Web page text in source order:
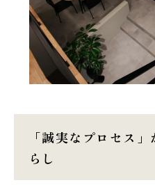
「誠実なプロセス
らし